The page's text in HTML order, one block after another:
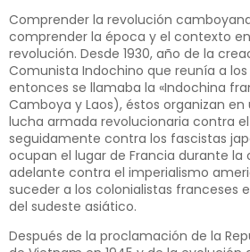
Comprender la revolución
comprender la época y el contexto
revolución. Desde 1930, año de la
Comunista Indochino que reunía a
entonces se llamaba la «Indochina
Camboya y Laos), éstos organizan
lucha armada revolucionaria contra
seguidamente contra los fascistas
ocupan el lugar de Francia durante la
adelante contra el imperialismo
suceder a los colonialistas franceses
del sudeste asiático.
Después de la proclamación de la